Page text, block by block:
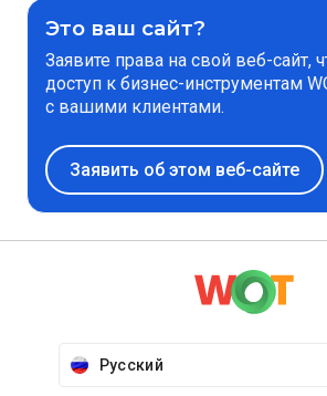
Это ваш сайт?
Заявите права на свой веб-сайт,
доступ к бизнес-инструментам
с вашими клиентами.
Заявить об этом веб-сайте
Русский